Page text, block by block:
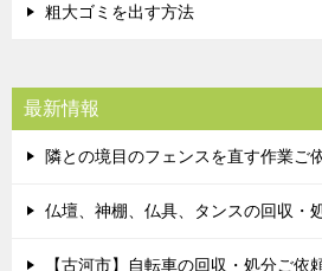
粗大ゴミを出す方法
最新情報
隣との境目のフェンスを直す作業
仏壇、神棚、仏具、タンスの回収
【古河市】自転車の回収・処分ご